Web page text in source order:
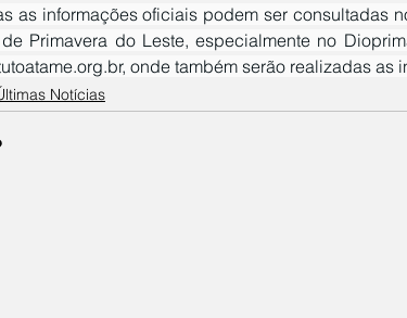
de Primavera do Leste, especialmente no
onde também serão realizadas as
Notícias